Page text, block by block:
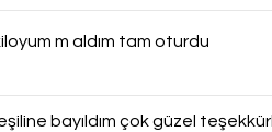
m aldım tam oturdu
bayıldım çok güzel